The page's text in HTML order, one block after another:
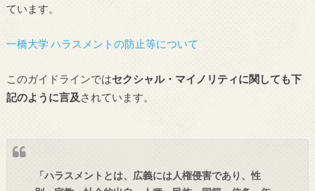
ています。
一橋大学 ハラスメントの防止等について
このガイドラインではセクシャル・マイノリティに関しても下
記のように言及 されています。
「ハラスメントとは、広義には人権侵害であり、性